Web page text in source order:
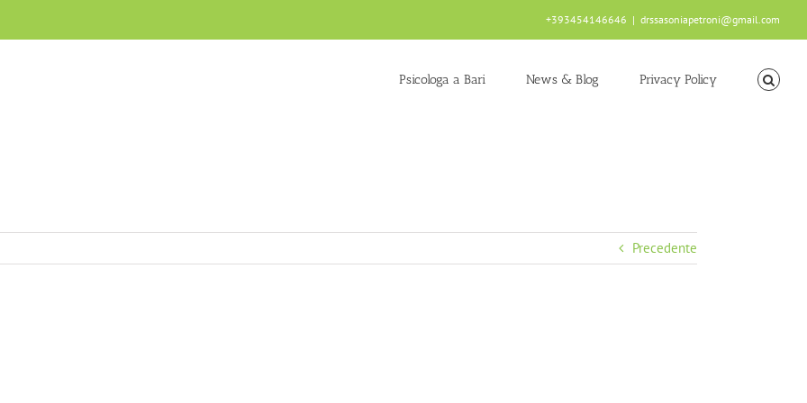
+393454146646 | drssasoniapetroni@gmail.com
Psicologa a Bari News & Blog Privacy Policy
Precedente